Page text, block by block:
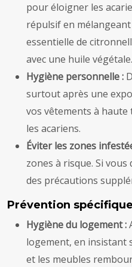
pour éloigner les
répulsif en
essentielle de
avec une huile végétale.
Hygiène personnelle :
surtout après une
vos vêtements à
les acariens.
Éviter les zones
zones à risque. Si
des précautions
Prévention
Hygiène du logement :
logement, en insistant
et les meubles